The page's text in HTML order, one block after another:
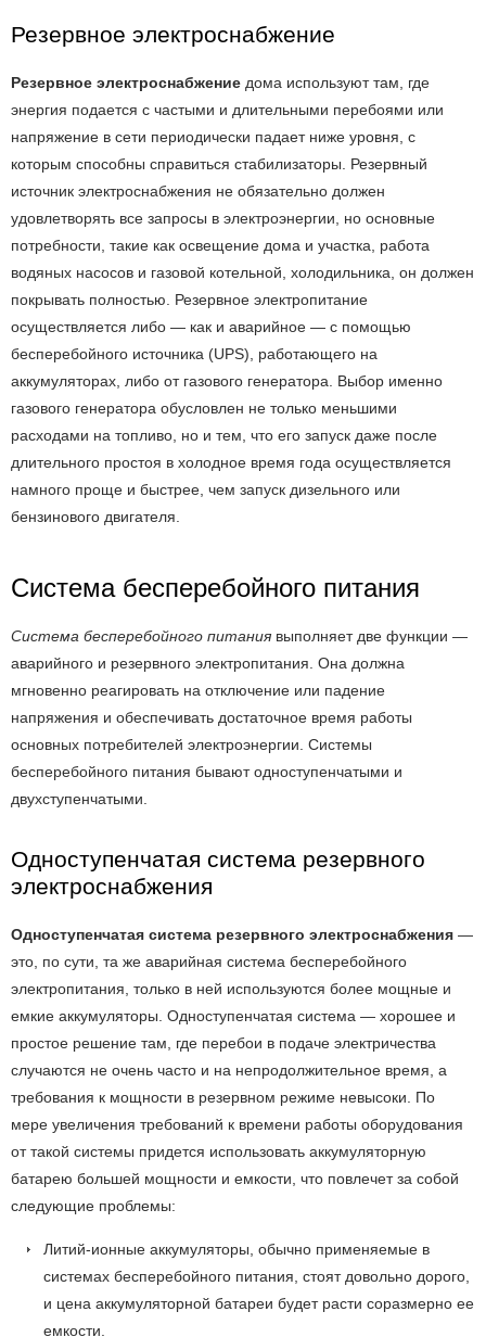
Резервное электроснабжение
Резервное электроснабжение дома используют там, где
энергия подается с частыми и длительными перебоями или
напряжение в сети периодически падает ниже уровня, с
которым способны справиться стабилизаторы. Резервный
источник электроснабжения не обязательно должен
удовлетворять все запросы в электроэнергии, но основные
потребности, такие как освещение дома и участка, работа
водяных насосов и газовой котельной, холодильника, он должен
покрывать полностью. Резервное электропитание
осуществляется либо — как и аварийное — с помощью
бесперебойного источника (UPS), работающего на
аккумуляторах, либо от газового генератора. Выбор именно
газового генератора обусловлен не только меньшими
расходами на топливо, но и тем, что его запуск даже после
длительного простоя в холодное время года осуществляется
намного проще и быстрее, чем запуск дизельного или
бензинового двигателя.
Система бесперебойного питания
Система бесперебойного питания выполняет две функции —
аварийного и резервного электропитания. Она должна
мгновенно реагировать на отключение или падение
напряжения и обеспечивать достаточное время работы
основных потребителей электроэнергии. Системы
бесперебойного питания бывают одноступенчатыми и
двухступенчатыми.
Одноступенчатая система резервного
электроснабжения
Одноступенчатая система резервного электроснабжения —
это, по сути, та же аварийная система бесперебойного
электропитания, только в ней используются более мощные и
емкие аккумуляторы. Одноступенчатая система — хорошее и
простое решение там, где перебои в подаче электричества
случаются не очень часто и на непродолжительное время, а
требования к мощности в резервном режиме невысоки. По
мере увеличения требований к времени работы оборудования
от такой системы придется использовать аккумуляторную
батарею большей мощности и емкости, что повлечет за собой
следующие проблемы:
Литий-ионные аккумуляторы, обычно применяемые в
системах бесперебойного питания, стоят довольно дорого,
и цена аккумуляторной батареи будет расти соразмерно ее
емкости.